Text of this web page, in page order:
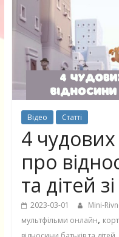
Відео Статті
4
про
та дітей
2023-03-01 Mini-
мультфільми онлайн,